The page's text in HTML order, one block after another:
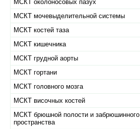
МСКТ околоносовых пазух
МСКТ мочевыделительной системы
МСКТ костей таза
МСКТ кишечника
МСКТ грудной аорты
МСКТ гортани
МСКТ головного мозга
МСКТ височных костей
МСКТ брюшной полости и забрюшинного
пространства